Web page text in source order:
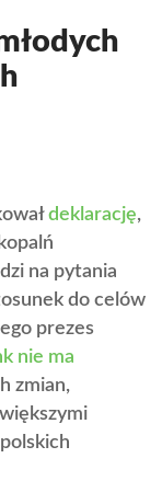
deklarację,
na pytania
do celów
prezes
nie ma
zmian,